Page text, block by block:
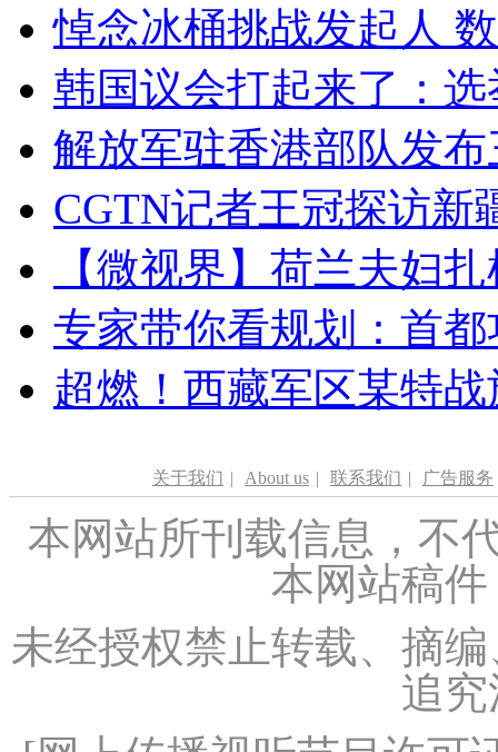
悼念冰桶挑战发起人
韩国议会打起来了：
解放军驻香港部队发
CGTN记者王冠探访新
【微视界】荷兰夫妇
专家带你看规划：首
超燃！西藏军区某特
关于我们 | About us | 联系我们 | 广告服务
本网站所刊载信息，不
本网站稿
未经授权禁止转载、摘
追